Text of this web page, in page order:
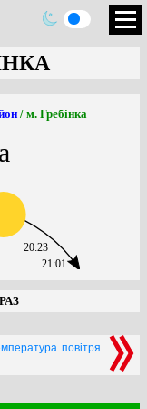
/ м. Гребінка
21:01
20:23
повітря